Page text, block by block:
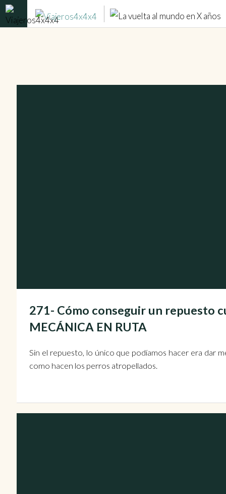
271- Cómo conseguir un repuesto
MECÁNICA EN RUTA
Sin el repuesto, lo único que podíamos hacer era dar
como hacen los perros atropellados.